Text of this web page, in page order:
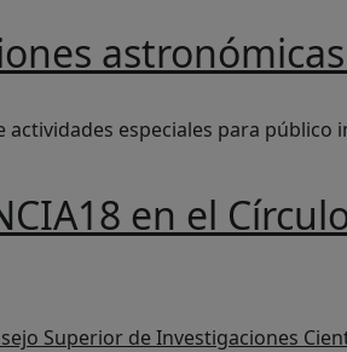
especiales para
en el
Superior de Investigaciones